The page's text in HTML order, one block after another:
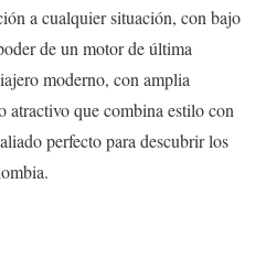
a cualquier situación, con bajo
de un motor de última
moderno, con amplia
atractivo que combina estilo con
perfecto para descubrir los